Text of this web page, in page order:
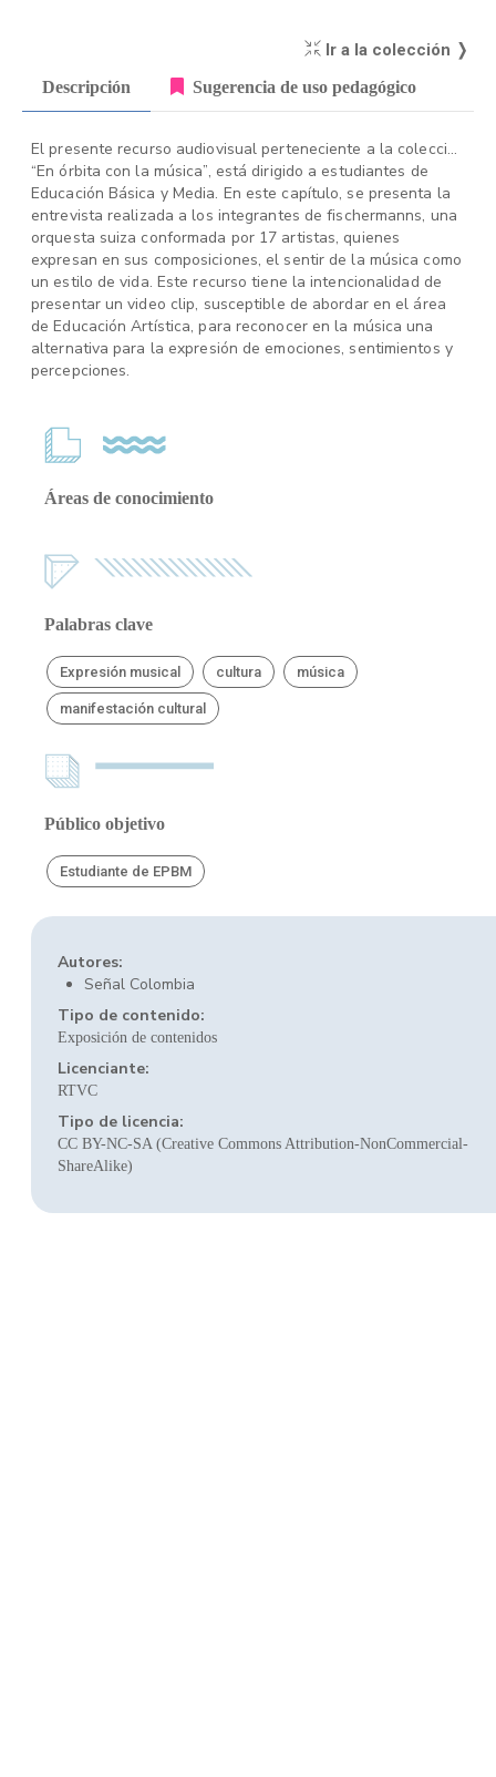
Ir a la colección ❭
Descripción Sugerencia de uso pedagógico
El presente recurso audiovisual perteneciente a la colección
“En órbita con la música”, está dirigido a estudiantes de
Educación Básica y Media. En este capítulo, se presenta la
entrevista realizada a los integrantes de fischermanns, una
orquesta suiza conformada por 17 artistas, quienes
expresan en sus composiciones, el sentir de la música como
un estilo de vida. Este recurso tiene la intencionalidad de
presentar un video clip, susceptible de abordar en el área
de Educación Artística, para reconocer en la música una
alternativa para la expresión de emociones, sentimientos y
percepciones.
Áreas de conocimiento
Palabras clave
Expresión musical cultura música
manifestación cultural
Público objetivo
Estudiante de EPBM
Autores:
Señal Colombia
Tipo de contenido:
Exposición de contenidos
Licenciante:
RTVC
Tipo de licencia:
CC BY-NC-SA (Creative Commons Attribution-NonCommercial-
ShareAlike)